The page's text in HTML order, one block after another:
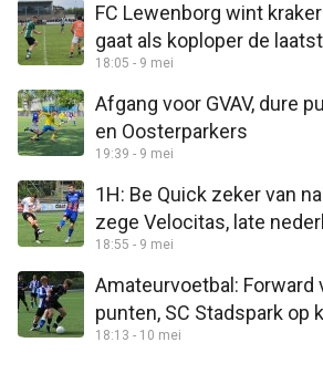
FC Lewenborg wint kraker
18:05 - 9 mei
Afgang voor GVAV, dure
en Oosterparkers
19:39 - 9 mei
1H: Be Quick zeker van
zege Velocitas, late
18:55 - 9 mei
Amateurvoetbal: Forward
punten, SC Stadspark op
Groen Geel wacht af
18:13 - 10 mei